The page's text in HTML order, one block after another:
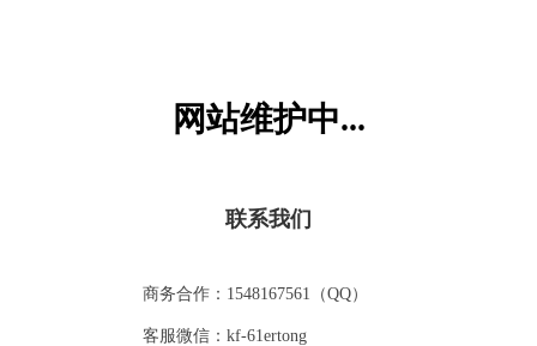
网站维护中...
联系我们
商务合作：1548167561（QQ）
客服微信：kf-61ertong